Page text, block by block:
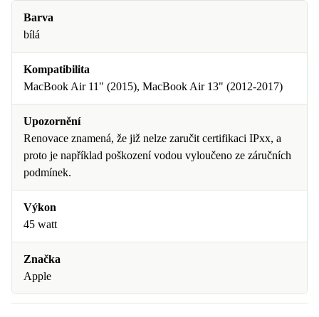
Barva
bílá
Kompatibilita
MacBook Air 11" (2015), MacBook Air 13" (2012-2017)
Upozornění
Renovace znamená, že již nelze zaručit certifikaci IPxx, a
proto je například poškození vodou vyloučeno ze záručních
podmínek.
Výkon
45 watt
Značka
Apple